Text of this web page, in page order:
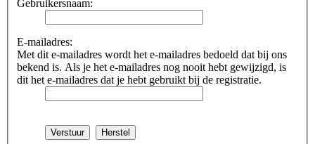
Gebruikersnaam:
E-mailadres:
Met dit e-mailadres wordt het e-mailadres bedoeld dat bij ons
bekend is. Als je het e-mailadres nog nooit hebt gewijzigd, is
dit het e-mailadres dat je hebt gebruikt bij de registratie.